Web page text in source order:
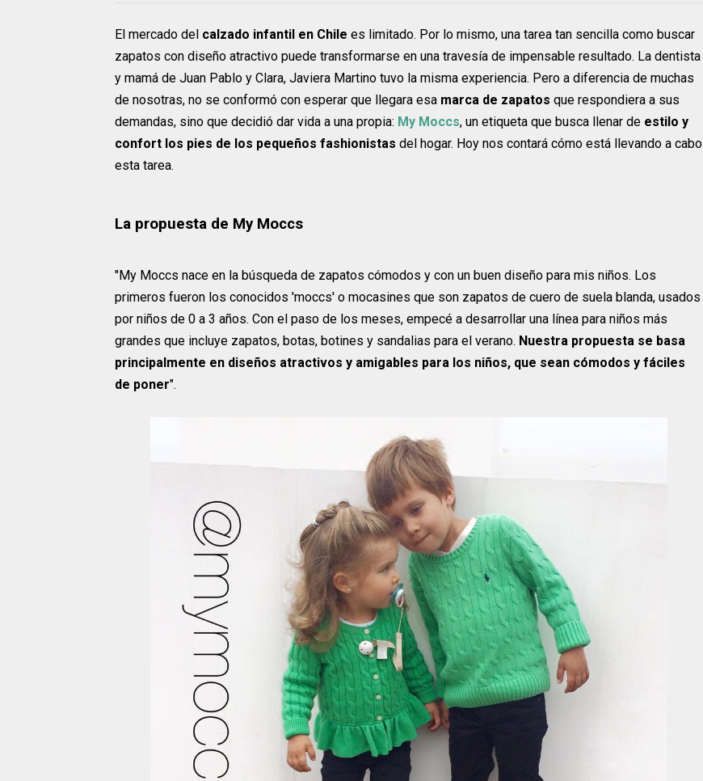
El mercado del calzado infantil en Chile es limitado. Por lo mismo, una tarea tan sencilla como buscar
zapatos con diseño atractivo puede transformarse en una travesía de impensable resultado. La dentista
y mamá de Juan Pablo y Clara, Javiera Martino tuvo la misma experiencia. Pero a diferencia de muchas
de nosotras, no se conformó con esperar que llegara esa marca de zapatos que respondiera a sus
demandas, sino que decidió dar vida a una propia: My Moccs, un etiqueta que busca llenar de estilo y
confort los pies de los pequeños fashionistas del hogar. Hoy nos contará cómo está llevando a cabo
esta tarea.
La propuesta de My Moccs
"My Moccs nace en la búsqueda de zapatos cómodos y con un buen diseño para mis niños. Los
primeros fueron los conocidos 'moccs' o mocasines que son zapatos de cuero de suela blanda, usados
por niños de 0 a 3 años. Con el paso de los meses, empecé a desarrollar una línea para niños más
grandes que incluye zapatos, botas, botines y sandalias para el verano. Nuestra propuesta se basa
principalmente en diseños atractivos y amigables para los niños, que sean cómodos y fáciles
de poner".